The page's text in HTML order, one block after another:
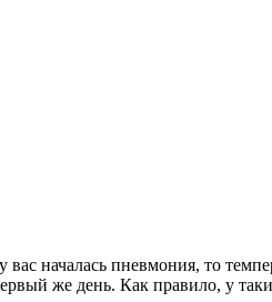
началась пневмония, то
же день. Как правило, у